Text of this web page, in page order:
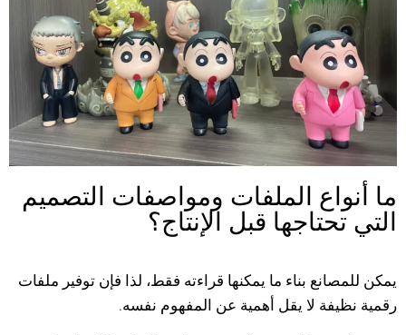
ما أنواع الملفات ومواصفات التصميم
التي تحتاجها قبل الإنتاج؟
يمكن للمصانع بناء ما يمكنها قراءته فقط، لذا فإن توفير ملفات
رقمية نظيفة لا يقل أهمية عن المفهوم نفسه.